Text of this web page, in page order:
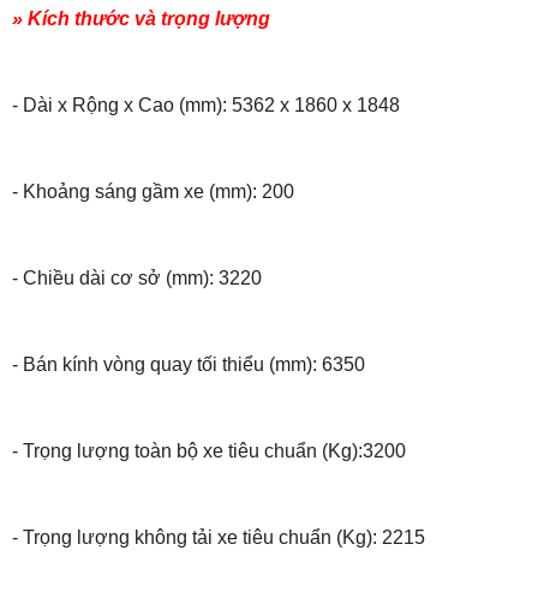
» Kích thước và trọng lượng
- Dài x Rộng x Cao (mm): 5362 x 1860 x 1848
- Khoảng sáng gầm xe (mm): 200
- Chiều dài cơ sở (mm): 3220
- Bán kính vòng quay tối thiểu (mm): 6350
- Trọng lượng toàn bộ xe tiêu chuẩn (Kg):3200
- Trọng lượng không tải xe tiêu chuẩn (Kg): 2215